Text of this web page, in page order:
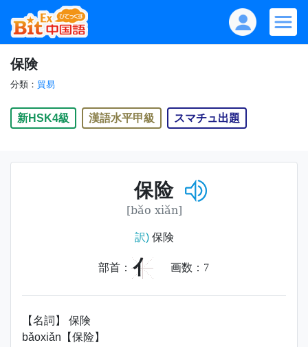
保険
分類： 貿易
新HSK4級 漢語水平甲級 スマチュ出題
保险
[bǎo xiǎn]
訳)保険
部首： 亻 画数： 7
【名詞】 保険
bǎoxiǎn【保险】